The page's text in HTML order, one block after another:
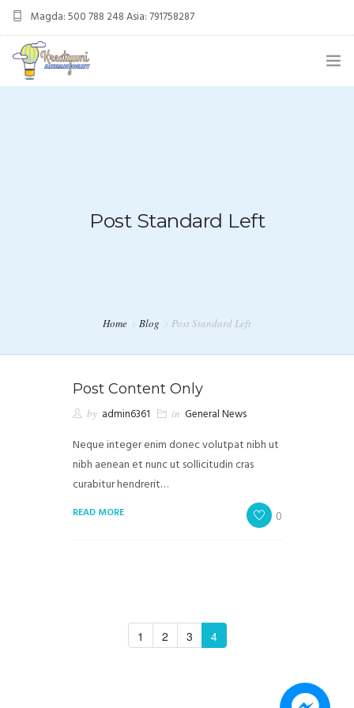
Magda: 500 788 248 Asia: 791758287
kreatywnianimatorzy@gmail.com
Post Standard Left
Home Blog Post Standard Left
Post Content Only
by admin6361 in General News
Neque integer enim donec volutpat nibh ut
nibh aenean et nunc ut sollicitudin cras
curabitur hendrerit…
READ MORE 0
1 2 3 4